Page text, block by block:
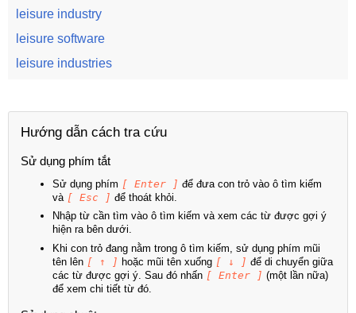
leisure industry
leisure software
leisure industries
Hướng dẫn cách tra cứu
Sử dụng phím tắt
Sử dụng phím [ Enter ] để đưa con trỏ vào ô tìm kiếm
và [ Esc ] để thoát khỏi.
Nhập từ cần tìm vào ô tìm kiếm và xem các từ được gợi ý
hiện ra bên dưới.
Khi con trỏ đang nằm trong ô tìm kiếm, sử dụng phím mũi
tên lên [ ↑ ] hoặc mũi tên xuống [ ↓ ] để di chuyển giữa
các từ được gợi ý. Sau đó nhấn [ Enter ] (một lần nữa)
để xem chi tiết từ đó.